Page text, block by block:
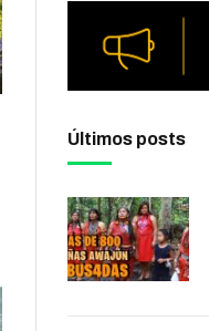
Últimos posts